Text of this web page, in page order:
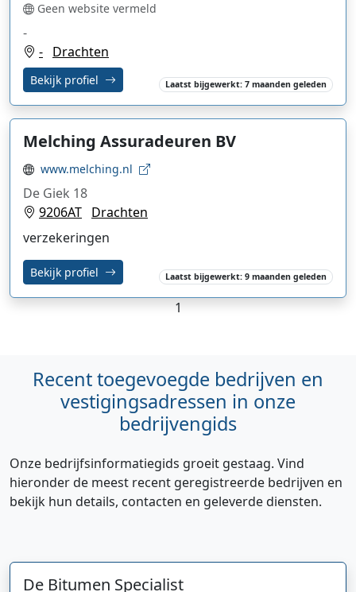
Geen website vermeld
-
- Drachten
Bekijk profiel Laatst bijgewerkt: 7 maanden geleden
Melching Assuradeuren BV
www.melching.nl
De Giek 18
9206AT Drachten
verzekeringen
Bekijk profiel Laatst bijgewerkt: 9 maanden geleden
1
Recent toegevoegde bedrijven en
vestigingsadressen in onze
bedrijvengids
Onze bedrijfsinformatiegids groeit gestaag. Vind
hieronder de meest recent geregistreerde bedrijven en
bekijk hun details, contacten en geleverde diensten.
De Bitumen Specialist